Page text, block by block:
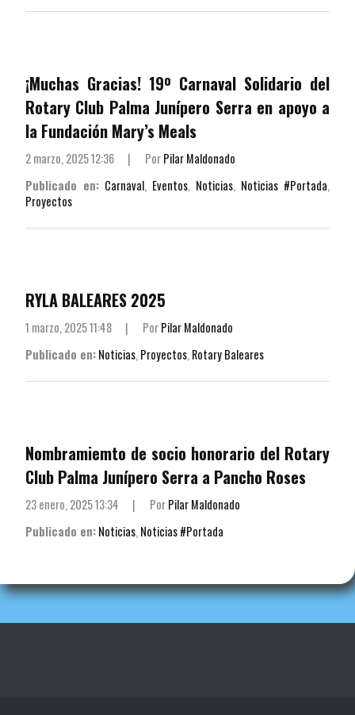
¡Muchas Gracias! 19º Carnaval Solidario del
Rotary Club Palma Junípero Serra en apoyo a
la Fundación Mary’s Meals
2 marzo, 2025 12:36 | PorPilar Maldonado
Publicado en: Carnaval, Eventos, Noticias, Noticias #Portada,
Proyectos
RYLA BALEARES 2025
1 marzo, 2025 11:48 | PorPilar Maldonado
Publicado en:Noticias, Proyectos, Rotary Baleares
Nombramiemto de socio honorario del Rotary
Club Palma Junípero Serra a Pancho Roses
23 enero, 2025 13:34 | PorPilar Maldonado
Publicado en:Noticias,Noticias #Portada